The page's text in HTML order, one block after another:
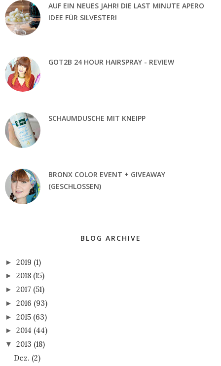
AUF EIN NEUES JAHR! DIE LAST MINUTE APERO
IDEE FÜR SILVESTER!
GOT2B 24 HOUR HAIRSPRAY - REVIEW
SCHAUMDUSCHE MIT KNEIPP
BRONX COLOR EVENT + GIVEAWAY
(GESCHLOSSEN)
BLOG ARCHIVE
► 2019 (1)
► 2018 (15)
► 2017 (51)
► 2016 (93)
► 2015 (63)
► 2014 (44)
▼ 2013 (18)
Dez. (2)